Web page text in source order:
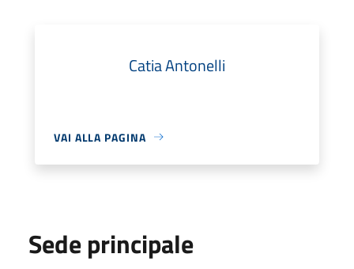
Catia Antonelli
VAI ALLA PAGINA
Sede principale